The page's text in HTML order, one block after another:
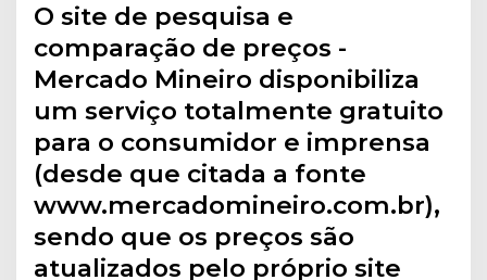
O site de pesquisa e
comparação de preços -
Mercado Mineiro disponibiliza
um serviço totalmente gratuito
para o consumidor e imprensa
(desde que citada a fonte
www.mercadomineiro.com.br),
sendo que os preços são
atualizados pelo próprio site